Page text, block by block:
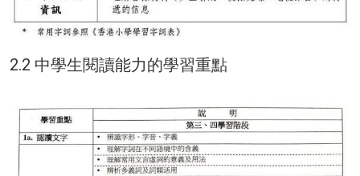
2.2 中學生閱讀能力的學習重點